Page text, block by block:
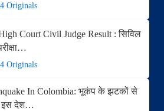
Originals
Court Civil Judge Result : सिविल
Originals
In Colombia: भूकंप के झटकों से
इस देश…